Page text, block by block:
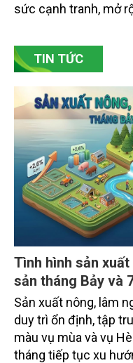
sức cạnh tranh, mở
Bắc Ninh, nhiều
chủ động đổi mới tư
TIN TỨC
Tình hình sản
sản tháng Bảy và
Sản xuất nông, lâm
duy trì ổn định, tập
màu vụ mùa và vụ
tháng tiếp tục xu